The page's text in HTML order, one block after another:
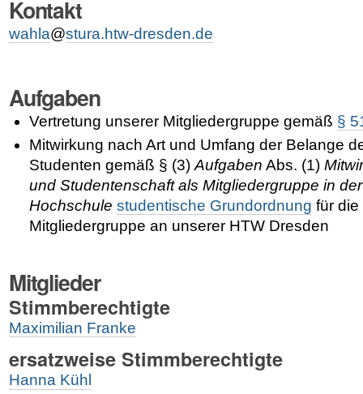
Kontakt
wahla@stura.htw-dresden.de
Aufgaben
Vertretung unserer Mitgliedergruppe gemäß § 5
Mitwirkung nach Art und Umfang der Belange
Studenten gemäß § (3)Aufgaben Abs. (1)
und Studentenschaft als Mitgliedergruppe in
Hochschule studentische Grundordnung für
Mitgliedergruppe an unserer HTW Dresden
Mitglieder
Stimmberechtigte
Maximilian Franke
ersatzweise Stimmberechtigte
Hanna Kühl